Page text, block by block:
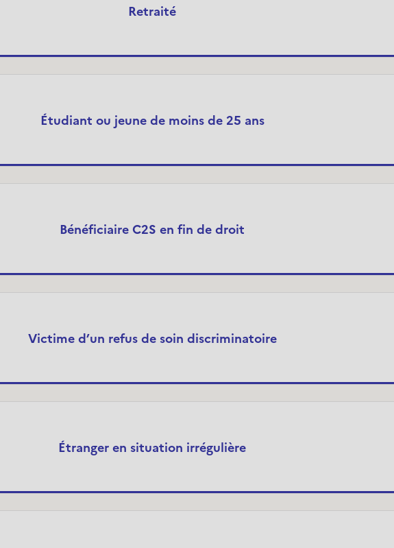
Retraité
Étudiant ou jeune de moins de 25 ans
Bénéficiaire C2S en fin de droit
Victime d’un refus de soin discriminatoire
Étranger en situation irrégulière